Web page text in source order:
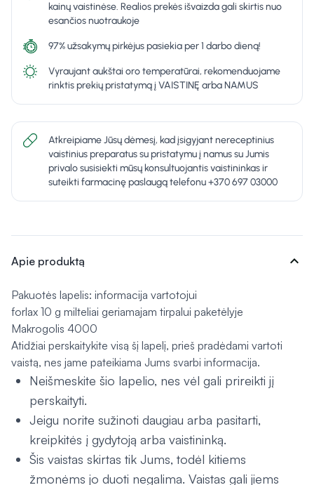
Atkreipiame Jūsų dėmesį, kad įsigyjant nereceptinius
vaistinius preparatus su pristatymu į namus su Jumis
privalo susisiekti mūsų konsultuojantis vaistininkas ir
suteikti farmacinę paslaugą telefonu +370 697 03000
kainų vaistinėse. Realios prekės išvaizda gali skirtis nuo
esančios nuotraukoje
97% užsakymų pirkėjus pasiekia per 1 darbo dieną!
Vyraujant aukštai oro temperatūrai, rekomenduojame
rinktis prekių pristatymą į VAISTINĘ arba NAMUS
Apie produktą expand_more
Pakuotės lapelis: informacija vartotojui
forlax 10 g milteliai geriamajam tirpalui paketėlyje
Makrogolis 4000
Atidžiai perskaitykite visą šį lapelį, prieš pradėdami vartoti
vaistą, nes jame pateikiama Jums svarbi informacija.
Neišmeskite šio lapelio, nes vėl gali prireikti jį
perskaityti.
Jeigu norite sužinoti daugiau arba pasitarti,
kreipkitės į gydytoją arba vaistininką.
Šis vaistas skirtas tik Jums, todėl kitiems
žmonėms jo duoti negalima. Vaistas gali jiems